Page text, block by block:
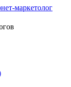
маркетолог